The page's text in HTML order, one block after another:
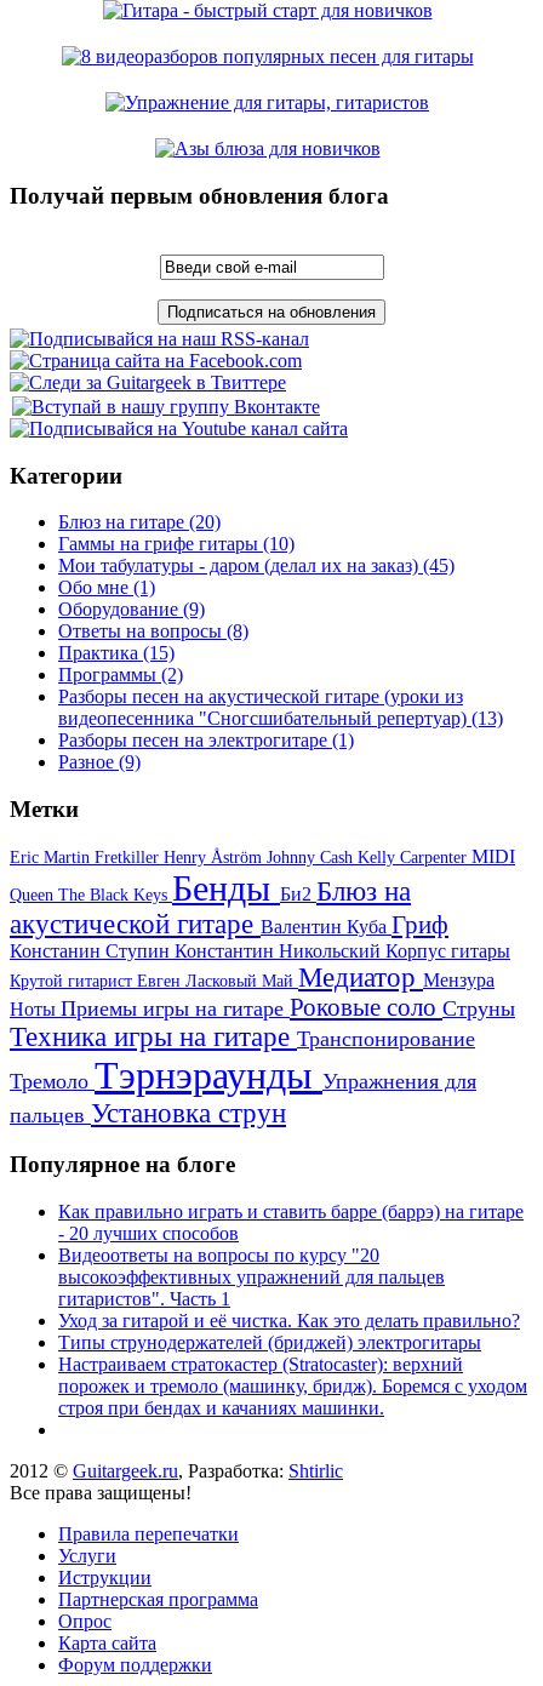
Получай первым обновления блога
Категории
Блюз на гитаре (20)
Гаммы на грифе гитары (10)
Мои табулатуры - даром (делал их на заказ) (45)
Обо мне (1)
Оборудование (9)
Ответы на вопросы (8)
Практика (15)
Программы (2)
Разборы песен на акустической гитаре (уроки из
видеопесенника "Сногсшибательный репертуар) (13)
Разборы песен на электрогитаре (1)
Разное (9)
Метки
Eric Martin Fretkiller Henry Åström Johnny Cash Kelly Carpenter MIDI
Queen The Black Keys Бенды Би2 Блюз на
акустической гитаре Валентин Куба Гриф
Констанин Ступин Константин Никольский Корпус гитары
Крутой гитарист Евген Ласковый Май Медиатор Мензура
Ноты Приемы игры на гитаре Роковые соло Струны
Техника игры на гитаре Транспонирование
Тремоло Тэрнэраунды Упражнения для
пальцев Установка струн
Популярное на блоге
Как правильно играть и ставить барре (баррэ) на гитаре
- 20 лучших способов
Видеоответы на вопросы по курсу "20
высокоэффективных упражнений для пальцев
гитаристов". Часть 1
Уход за гитарой и её чистка. Как это делать правильно?
Типы струнодержателей (бриджей) электрогитары
Настраиваем стратокастер (Stratocaster): верхний
порожек и тремоло (машинку, бридж). Боремся с уходом
строя при бендах и качаниях машинки.
2012 © Guitargeek.ru, Разработка: Shtirlic
Все права защищены!
Правила перепечатки
Услуги
Иструкции
Партнерская программа
Опрос
Карта сайта
Форум поддержки